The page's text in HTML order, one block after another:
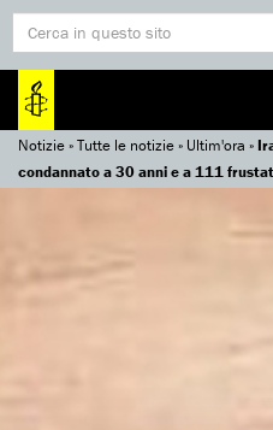
Notizie»Tutte le notizie» Ultim'ora »
condannato a 30 anni e a 111